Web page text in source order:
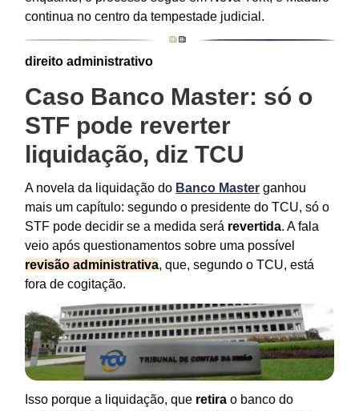
continua no centro da tempestade judicial.
direito administrativo
Caso Banco Master: só o
STF pode reverter
liquidação, diz TCU
A novela da liquidação do Banco Master ganhou
mais um capítulo: segundo o presidente do TCU, só o
STF pode decidir se a medida será revertida. A fala
veio após questionamentos sobre uma possível
revisão administrativa, que, segundo o TCU, está
fora de cogitação.
Isso porque a liquidação, que retira o banco do